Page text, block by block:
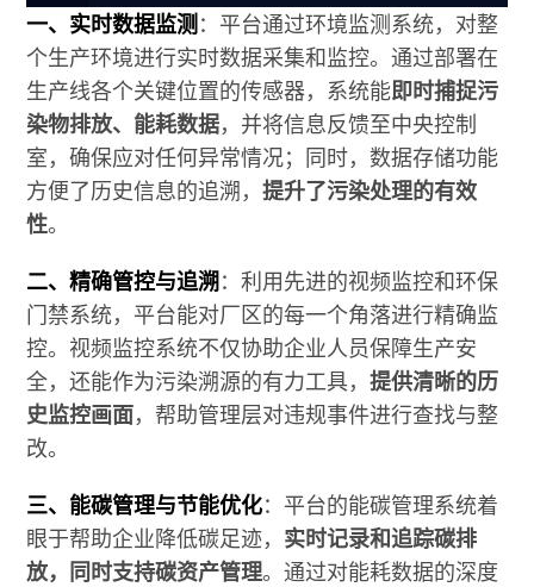
一、实时数据监测 ：平台通过环境监测系统，对整
个生产环境进行实时数据采集和监控。通过部署在
生产线各个关键位置的传感器，系统能即时捕捉污
染物排放、能耗数据，并将信息反馈至中央控制
室，确保应对任何异常情况；同时，数据存储功能
方便了历史信息的追溯，提升了污染处理的有效
性。
二、精确管控与追溯：利用先进的视频监控和环保
门禁系统，平台能对厂区的每一个角落进行精确监
控。视频监控系统不仅协助企业人员保障生产安
全，还能作为污染溯源的有力工具，提供清晰的历
史监控画面，帮助管理层对违规事件进行查找与整
改。
三、能碳管理与节能优化：平台的能碳管理系统着
眼于帮助企业降低碳足迹， 实时记录和追踪碳排
放，同时支持碳资产管理。通过对能耗数据的深度